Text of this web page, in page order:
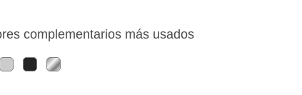
complementarios más usados